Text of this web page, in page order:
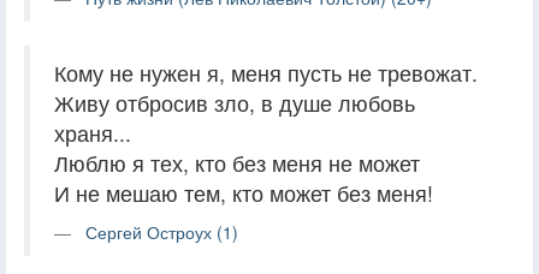
Кому не нужен я, меня пусть не тревожат.
Живу отбросив зло, в душе любовь
храня...
Люблю я тех, кто без меня не может
И не мешаю тем, кто может без меня!
Сергей Остроух (1)